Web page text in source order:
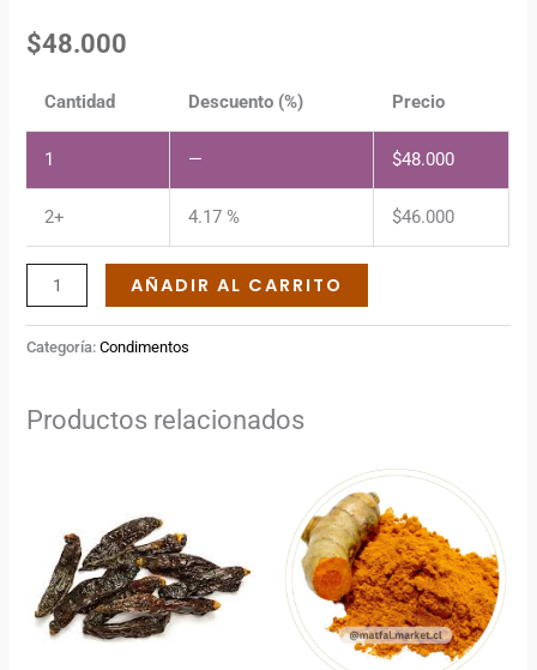
$48.000
Cantidad Descuento (%) Precio
1 — $48.000
2+ 4.17 % $46.000
AÑADIR AL CARRITO
Categoría:Condimentos
Productos relacionados